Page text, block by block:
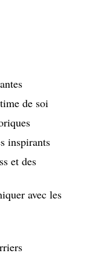
de soi
inspirants
et des
avec les